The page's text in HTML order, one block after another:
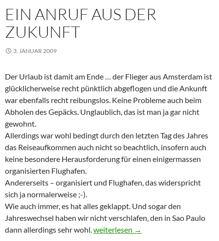
EIN ANRUF AUS DER
ZUKUNFT
3. JANUAR 2009
Der Urlaub ist damit am Ende … der Flieger aus Amsterdam ist
glücklicherweise recht pünktlich abgeflogen und die Ankunft
war ebenfalls recht reibungslos. Keine Probleme auch beim
Abholen des Gepäcks. Unglaublich, das ist man ja gar nicht
gewohnt.
Allerdings war wohl bedingt durch den letzten Tag des Jahres
das Reiseaufkommen auch nicht so beachtlich, insofern auch
keine besondere Herausforderung für einen einigermassen
organisierten Flughafen.
Andererseits – organisiert und Flughafen, das widerspricht
sich ja normalerweise ;-).
Wie auch immer, es hat alles geklappt. Und sogar den
Jahreswechsel haben wir nicht verschlafen, den in Sao Paulo
dann allerdings sehr wohl.Ein Anruf aus der Zukunft
weiterlesen →